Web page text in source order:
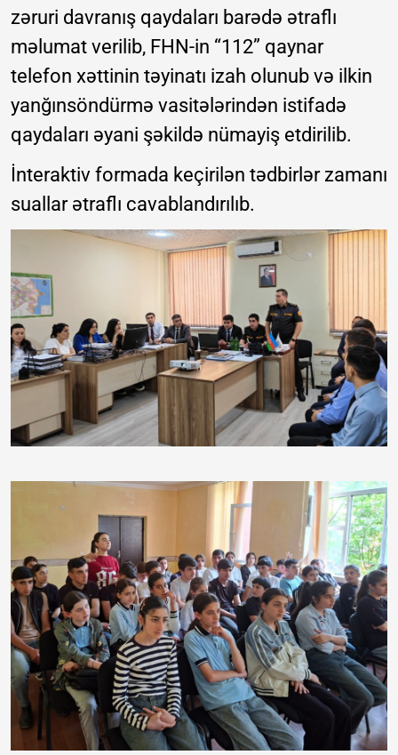
zəruri davranış qaydaları barədə ətraflı
məlumat verilib, FHN-in “112” qaynar
telefon xəttinin təyinatı izah olunub və ilkin
yanğınsöndürmə vasitələrindən istifadə
qaydaları əyani şəkildə nümayiş etdirilib.
İnteraktiv formada keçirilən tədbirlər zamanı
suallar ətraflı cavablandırılıb.